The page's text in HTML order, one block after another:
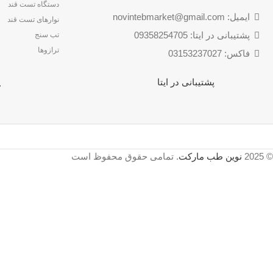
ایمیل: novintebmarket@gmail.com
پشتیبانی در ایتا: 09358254705
فاکس: 03153237027
پشتیبانی در ایتا
دستگاه تست قند
نوارهای تست قند
تب سنج
ترازوها
© 2025 نوین طب مارکت. تمامی حقوق محفوظ است